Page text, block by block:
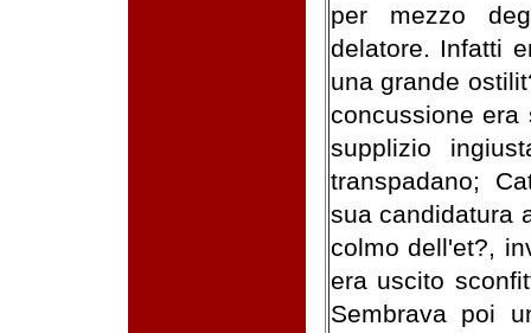
per mezzo
delatore. Infatti
una grande
concussione
supplizio
transpadano;
sua candidatura
colmo dell'et?,
era uscito
Sembrava poi